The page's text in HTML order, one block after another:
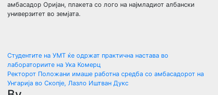
амбасадор Оријан, плакета со лого на најмладиот албански
универзитет во земјата.
Навигација
на
Студентите на УМТ ќе одржат практична настава во
лабораториите на Ука Комерц
Ректорот Положани имаше работна средба со амбасадорот на
Унгарија во Скопје, Лазло Иштван Дукс